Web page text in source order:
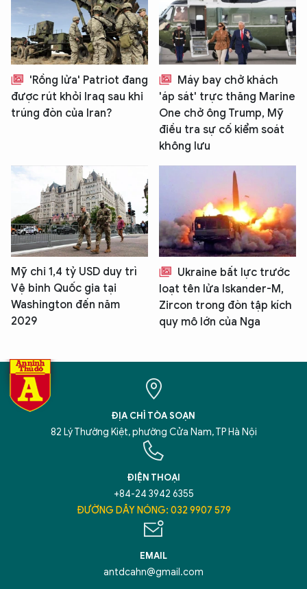
'Rồng lửa' Patriot đang
được rút khỏi Iraq sau khi
trúng đòn của Iran?
Máy bay chở khách
'áp sát' trực thăng Marine
One chở ông Trump, Mỹ
điều tra sự cố kiểm soát
không lưu
Mỹ chi 1,4 tỷ USD duy trì
Vệ binh Quốc gia tại
Washington đến năm
2029
Ukraine bất lực trước
loạt tên lửa Iskander-M,
Zircon trong đòn tập kích
quy mô lớn của Nga
ĐỊA CHỈ TÒA SOẠN
82 Lý Thường Kiệt, phường Cửa Nam, TP Hà Nội
ĐIỆN THOẠI
+84-24 3942 6355
ĐƯỜNG DÂY NÓNG: 032 9907 579
EMAIL
antdcahn@gmail.com